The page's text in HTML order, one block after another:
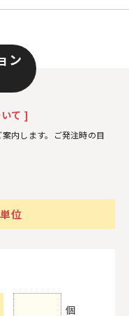
ン
て ]
内します。ご発注時の目
位
個